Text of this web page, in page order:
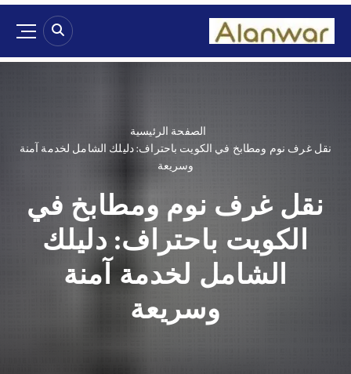
ا
ج
الصفحة الرئيسية
نقل غرف نوم ومطابخ في الكويت باحتراف: دليلك الشامل لخدمة آمنة
وسريعة
نقل غرف نوم ومطابخ في
الكويت باحتراف: دليلك
الشامل لخدمة آمنة
وسريعة